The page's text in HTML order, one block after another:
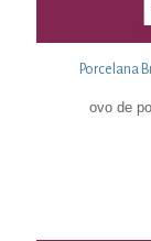
Porcelana
ovo de